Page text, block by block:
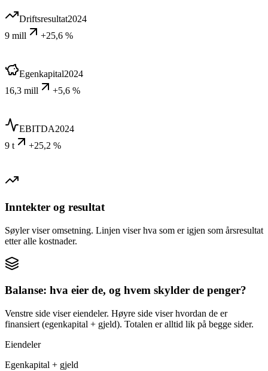
Driftsresultat2024
9 mill
+25,6 %
Egenkapital2024
16,3 mill
+5,6 %
EBITDA2024
9 t
+25,2 %
Inntekter og resultat
Søyler viser omsetning. Linjen viser hva som er igjen som årsresultat
etter alle kostnader.
Balanse: hva eier de, og hvem skylder de penger?
Venstre side viser eiendeler. Høyre side viser hvordan de er
finansiert (egenkapital + gjeld). Totalen er alltid lik på begge sider.
Eiendeler
Egenkapital + gjeld